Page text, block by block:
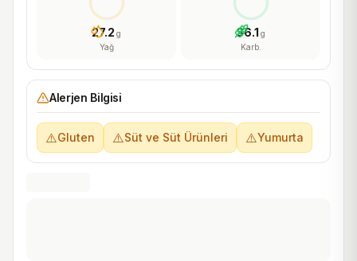
27.2 g
Yağ
36.1 g
Karb.
Alerjen Bilgisi
⚠️Gluten ⚠️Süt ve Süt Ürünleri ⚠️Yumurta